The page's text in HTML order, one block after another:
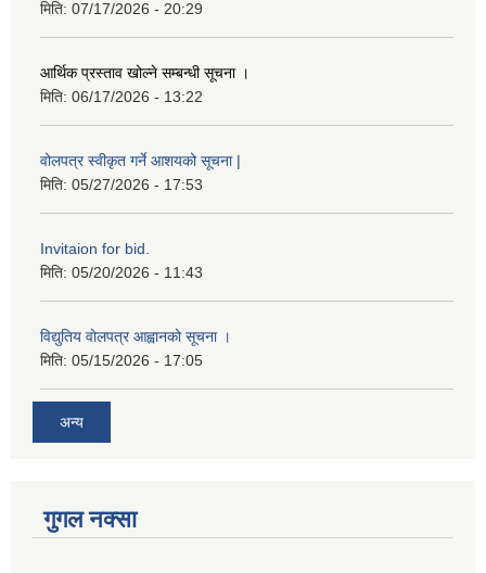
मिति: 07/17/2026 - 20:29
आर्थिक प्रस्ताव खोल्ने सम्बन्धी सूचना ।
मिति: 06/17/2026 - 13:22
वोलपत्र स्वीकृत गर्ने आशयको सूचना |
मिति: 05/27/2026 - 17:53
Invitaion for bid.
मिति: 05/20/2026 - 11:43
विद्युतिय वोलपत्र आह्वानको सूचना ।
मिति: 05/15/2026 - 17:05
अन्य
गुगल नक्सा